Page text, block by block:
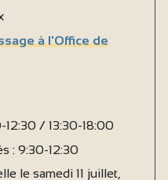
à l'Office de
12:30 / 13:30-18:00
: 9:30-12:30
le samedi 11 juillet,